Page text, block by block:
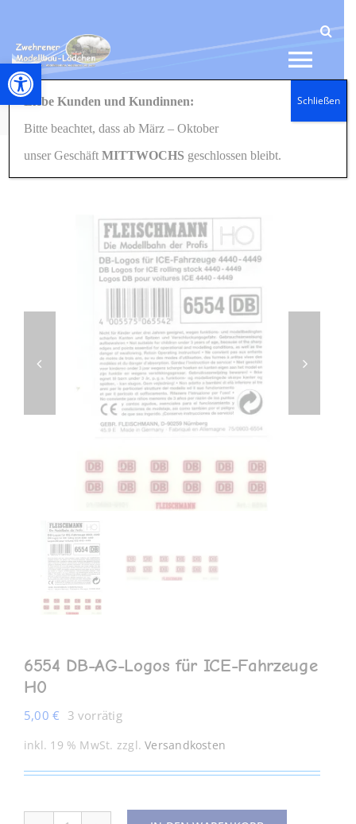
Werkzeugleiste öffnen
springen
HOME
GESCHENKIDEEN
Startseite Eisenbahn
Zubehör
6554 DB-AG-Logos für ICE-Fahrzeuge H0
6554 DB-AG-Logos für ICE-Fahrzeuge
H0
5,00€ 3 vorrätig
inkl. 19 % MwSt. zzgl.Versandkosten
Liebe Kunden und Kundinnen:
Bitte beachtet, dass ab März – Oktober
unser GeschäftMITTWOCHS geschlossen bleibt.
Schließen